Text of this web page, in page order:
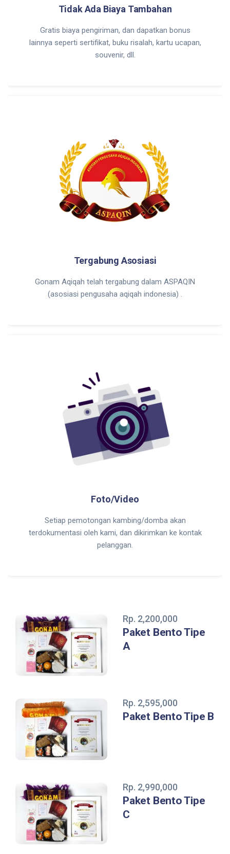
Tidak Ada Biaya Tambahan
Gratis biaya pengiriman, dan dapatkan bonus
lainnya seperti sertifikat, buku risalah, kartu ucapan,
souvenir, dll.
Tergabung Asosiasi
Gonam Aqiqah telah tergabung dalam ASPAQIN
(asosiasi pengusaha aqiqah indonesia) .
Foto/Video
Setiap pemotongan kambing/domba akan
terdokumentasi oleh kami, dan dikirimkan ke kontak
pelanggan.
Rp. 2,200,000
Paket Bento Tipe
A
Rp. 2,595,000
Paket Bento Tipe B
Rp. 2,990,000
Paket Bento Tipe
C